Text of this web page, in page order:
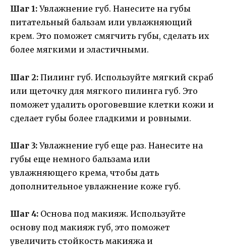
Шаг 1: Увлажнение губ. Нанесите на губы
питательный бальзам или увлажняющий
крем. Это поможет смягчить губы, сделать их
более мягкими и эластичными.
Шаг 2: Пилинг губ. Используйте мягкий скраб
или щеточку для мягкого пилинга губ. Это
поможет удалить ороговевшие клетки кожи и
сделает губы более гладкими и ровными.
Шаг 3: Увлажнение губ еще раз. Нанесите на
губы еще немного бальзама или
увлажняющего крема, чтобы дать
дополнительное увлажнение коже губ.
Шаг 4: Основа под макияж. Используйте
основу под макияж губ, это поможет
увеличить стойкость макияжа и